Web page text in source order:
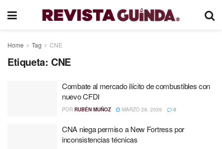
Home Tag CNE
Etiqueta: CNE
Combate al mercado ilícito de combustibles con
nuevo CFDI
POR RUBÉN MUÑOZ MARZO 28, 2026 0
CNA niega permiso a New Fortress por
inconsistencias técnicas